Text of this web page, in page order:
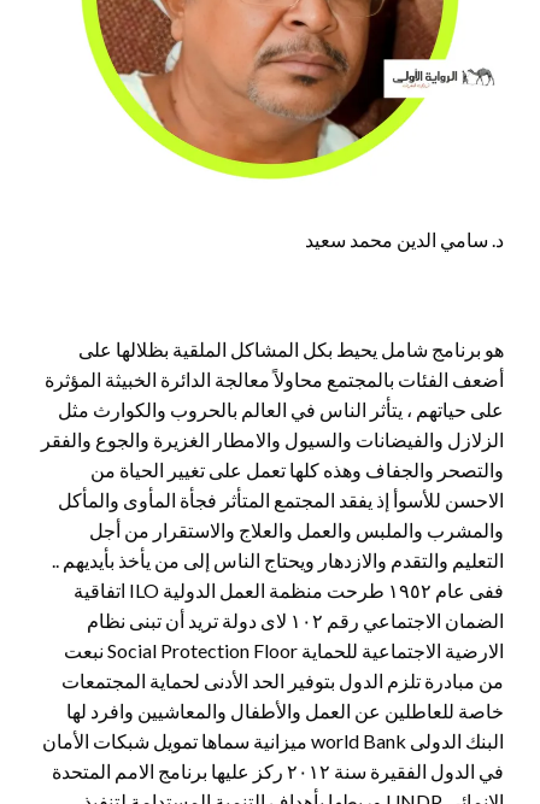
د. سامي الدين محمد سعيد
هو برنامج شامل يحيط بكل المشاكل الملقية بظلالها على
أضعف الفئات بالمجتمع محاولاً معالجة الدائرة الخبيثة المؤثرة
على حياتهم ، يتأثر الناس في العالم بالحروب والكوارث مثل
الزلازل والفيضانات والسيول والامطار الغزيرة والجوع والفقر
والتصحر والجفاف وهذه كلها تعمل على تغيير الحياة من
الاحسن للأسوأ إذ يفقد المجتمع المتأثر فجأة المأوى والمأكل
والمشرب والملبس والعمل والعلاج والاستقرار من أجل
التعليم والتقدم والازدهار ويحتاج الناس إلى من يأخذ بأيديهم ..
ففى عام ١٩٥٢ طرحت منظمة العمل الدولية ILO اتفاقية
الضمان الاجتماعي رقم ١٠٢ لاى دولة تريد أن تبنى نظام
الارضية الاجتماعية للحماية Social Protection Floor نبعت
من مبادرة تلزم الدول بتوفير الحد الأدنى لحماية المجتمعات
خاصة للعاطلين عن العمل والأطفال والمعاشيين وافرد لها
البنك الدولى world Bank ميزانية سماها تمويل شبكات الأمان
في الدول الفقيرة سنة ٢٠١٢ ركز عليها برنامج الامم المتحدة